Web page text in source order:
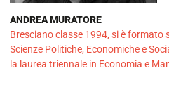
ANDREA MURATORE
Bresciano classe 1994, si è formato
Scienze Politiche, Economiche e
la laurea triennale in Economia e